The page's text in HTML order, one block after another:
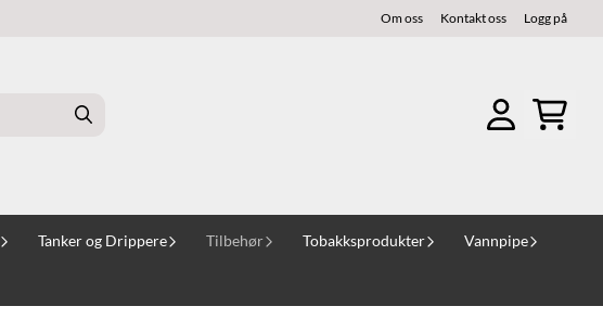
Om oss Kontakt oss Logg på
Tanker og Drippere Tilbehør Tobakksprodukter Vannpipe